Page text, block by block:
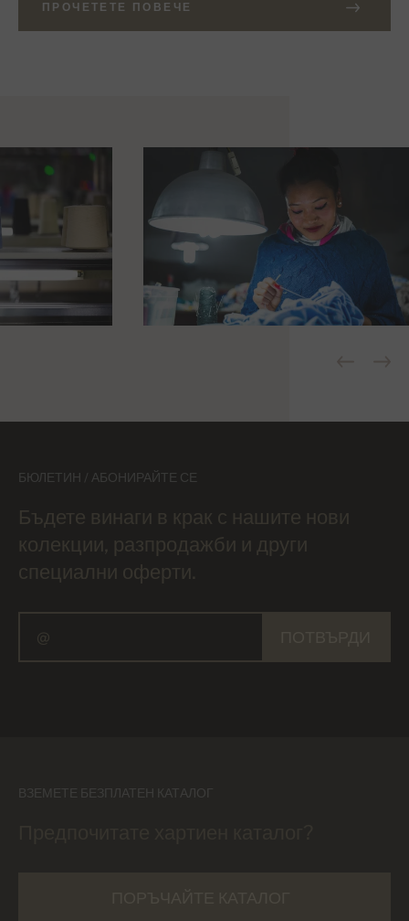
ПРОЧЕТЕТЕ ПОВЕЧЕ
БЮЛЕТИН / АБОНИРАЙТЕ СЕ
Бъдете винаги в крак с нашите нови
колекции, разпродажби и други
специални оферти.
ВЗЕМЕТЕ БЕЗПЛАТЕН КАТАЛОГ